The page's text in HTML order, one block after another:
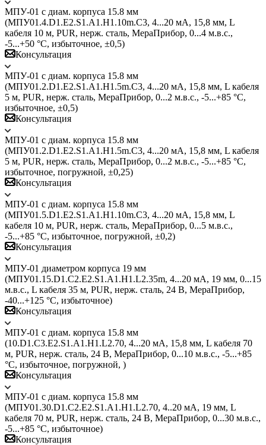
МПУ-01 с диам. корпуса 15.8 мм
(МПУ01.4.D1.E2.S1.A1.H1.10m.C3, 4...20 мА, 15,8 мм, L
кабеля 10 м, PUR, нерж. сталь, МераПрибор, 0...4 м.в.с.,
-5...+50 °C, избыточное, ±0,5)
Консультация
МПУ-01 с диам. корпуса 15.8 мм
(МПУ01.2.D1.E2.S1.A1.H1.5m.C3, 4...20 мА, 15,8 мм, L кабеля
5 м, PUR, нерж. сталь, МераПрибор, 0...2 м.в.с., -5...+85 °C,
избыточное, ±0,5)
Консультация
МПУ-01 с диам. корпуса 15.8 мм
(МПУ01.2.D1.E2.S1.A1.H1.5m.C3, 4...20 мА, 15,8 мм, L кабеля
5 м, PUR, нерж. сталь, МераПрибор, 0...2 м.в.с., -5...+85 °C,
избыточное, погружной, ±0,25)
Консультация
МПУ-01 с диам. корпуса 15.8 мм
(МПУ01.5.D1.E2.S1.A1.H1.10m.C3, 4...20 мА, 15,8 мм, L
кабеля 10 м, PUR, нерж. сталь, МераПрибор, 0...5 м.в.с.,
-5...+85 °C, избыточное, погружной, ±0,2)
Консультация
МПУ-01 диаметром корпуса 19 мм
(МПУ01.15.D1.C2.E2.S1.A1.H1.L2.35m, 4...20 мА, 19 мм, 0...15
м.в.с., L кабеля 35 м, PUR, нерж. сталь, 24 В, МераПрибор,
-40...+125 °C, избыточное)
Консультация
МПУ-01 с диам. корпуса 15.8 мм
(10.D1.C3.E2.S1.A1.H1.L2.70, 4...20 мА, 15,8 мм, L кабеля 70
м, PUR, нерж. сталь, 24 В, МераПрибор, 0...10 м.в.с., -5...+85
°C, избыточное, погружной, )
Консультация
МПУ-01 с диам. корпуса 15.8 мм
(МПУ01.30.D1.С2.E2.S1.A1.H1.L2.70, 4..20 мА, 19 мм, L
кабеля 70 м, PUR, нерж. сталь, 24 В, МераПрибор, 0...30 м.в.с.,
-5...+85 °C, избыточное)
Консультация